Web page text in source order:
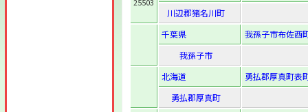
川辺郡猪名川町
千葉県
我孫子市布佐酉
我孫子市
北海道
勇払郡厚真町表
勇払郡厚真町